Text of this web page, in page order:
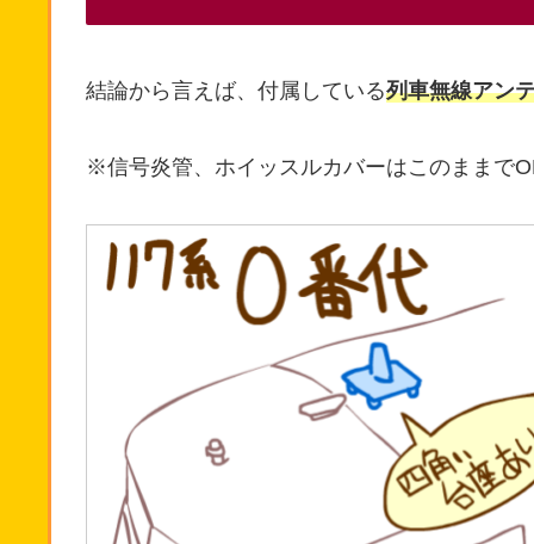
結論から言えば、付属している列車無線アン
※信号炎管、ホイッスルカバーはこのままで